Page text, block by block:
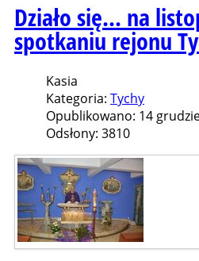
Działo się... na
spotkaniu rejonu
Kasia
Kategoria: Tychy
Opublikowano: 14
Odsłony: 3810